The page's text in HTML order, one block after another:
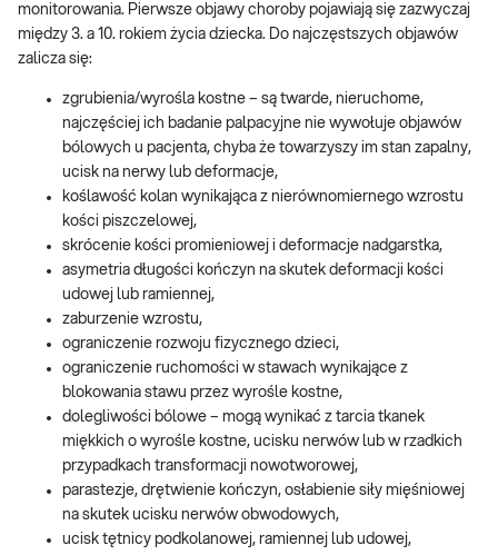
monitorowania. Pierwsze objawy choroby pojawiają się zazwyczaj
między 3. a 10. rokiem życia dziecka. Do najczęstszych objawów
zalicza się:
zgrubienia/wyrośla kostne – są twarde, nieruchome,
najczęściej ich badanie palpacyjne nie wywołuje objawów
bólowych u pacjenta, chyba że towarzyszy im stan zapalny,
ucisk na nerwy lub deformacje,
koślawość kolan wynikająca z nierównomiernego wzrostu
kości piszczelowej,
skrócenie kości promieniowej i deformacje nadgarstka,
asymetria długości kończyn na skutek deformacji kości
udowej lub ramiennej,
zaburzenie wzrostu,
ograniczenie rozwoju fizycznego dzieci,
ograniczenie ruchomości w stawach wynikające z
blokowania stawu przez wyrośle kostne,
dolegliwości bólowe – mogą wynikać z tarcia tkanek
miękkich o wyrośle kostne, ucisku nerwów lub w rzadkich
przypadkach transformacji nowotworowej,
parastezje, drętwienie kończyn, osłabienie siły mięśniowej
na skutek ucisku nerwów obwodowych,
ucisk tętnicy podkolanowej, ramiennej lub udowej,